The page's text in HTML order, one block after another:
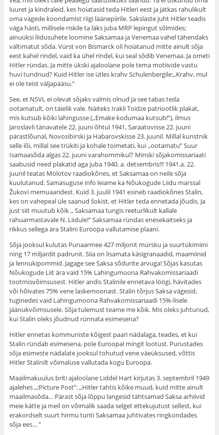
luuret ja kindraleid, kes hoiatasid teda Hitleri eest ja jätkas rahulikult
oma vägede koondamist riigi läänepiirile. Sakslaste juht Hitler teadis
väga hästi, millisele riskile ta läks juba MRP lepingut sõlmides;
ainuüksi liidusuhete loomine Saksamaa ja Venemaa vahel tähendaks
vältimatut sõda. Vürst von Bismarck oli hoiatanud mitte ainult sõja
eest kahel rindel, vaid ka ühel rindel, kui seal sõdib Venemaa. Ja ometi
Hitler ründas. Ja mitte ükski ajaloolane pole tema motiivide vastu
huvi tundnud? Kuid Hitler ise ütles krahv Schulenbergile:,,Krahv, mul
ei ole teist väljapääsu.”
See, et NSVL ei olevat sõjaks valmis olnud ja see tabas teda
ootamatult, on täielik vale. Näiteks Irakli Toidze patriootlik plakat,
mis kutsub kõiki lahingusse (,,Emake kodumaa kutsub!”), ilmus
Jaroslavli tänavatele 22. juuni õhtul 1941, Saraatovisse 22. juuni
pärastlõunal, Novosibirski ja Habarovskisse 23. juunil. Millal kunstnik
selle lõi, millal see trükiti ja kohale toimetati, kui ,,ootamatu” Suur
Isamaasõda algas 22. juuni varahommikul? Minski sõjakomissariaati
saabusid need plakatid aga juba 1940. a. detsembris!!! 1941.a. 22.
juunil teatas Molotov raadiokõnes, et Saksamaa on neile sõja
kuulutanud. Samasuguse info leiame ka Nõukogude Liidu marssal
Žukovi memuaaridest. Kuid 3. juulil 1941 esineb raadiokõnes Stalin,
kes on vahepeal üle saanud šokist, et Hitler teda ennetada jõudis. Ja
just siit muutub kõik ,, Saksamaa tungis reeturlikult kallale
rahuarmastavale N. Liidule!” Saksamaa ründas enesekaitseks ja
rikkus sellega ära Stalini Euroopa vallutamise plaani.
Sõja jooksul kulutas Punaarmee 427 miljonit mürsku ja suurtükimiini
ning 17 miljardit padrunit. Siia on lisamata käsigranaadid, maamiinid
ja lennukipommid. Jagage see Saksa sõdurite arvuga! Sõjas kasutas
Nõukogude Liit ära vaid 15% Lahingumoona Rahvakomissariaadi
tootmisvõimsusest. Hitler andis Stalinile ennetava löögi, hävitades
või hõivates 75% vene laskemoonast. Stalin tõrjus Saksa vägesid,
tuginedes vaid Lahingumoona Rahvakomissariaadi 15%-lisele
jäänukvõimsusele. Sõja tulemust teame me kõik. Mis oleks juhtunud,
kui Stalin oleks jõudnud rünnata esimesena?
Hitler ennetas kommuniste kõigest paari nädalaga, teades, et kui
Stalin ründab esimesena, pole Euroopal mingit lootust. Purustades
sõja esimeste nädalate jooksul tohutud vene väeüksused, võttis
Hitler Stalinilt võimaluse vallutada kogu Euroopa.
Maailmakuulus briti ajaloolane Liddel Hart kirjutas 3. septembril 1949
ajalehes ,,;Picture Post”: ,,Hitler tahtis kõike muud, kuid mitte ainult
maailmasõda… Pärast sõja lõppu langesid tähtsamad Saksa arhiivid
meie kätte ja meil on võimalik saada selget ettekujutust sellest, kui
erakordselt suurt hirmu tunti Saksamaa juhtivates ringkondades
sõja ees… ”